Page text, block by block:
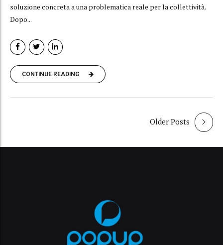
soluzione concreta a una problematica reale per la collettività.
Dopo...
CONTINUE READING
Older Posts